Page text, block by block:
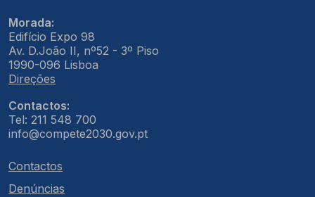
Morada:
Edifício Expo 98
Av. D.João II, nº52 - 3º Piso
1990-096 Lisboa
Direções
Contactos:
Tel: 211 548 700
info@compete2030.gov.pt
Contactos
Denúncias